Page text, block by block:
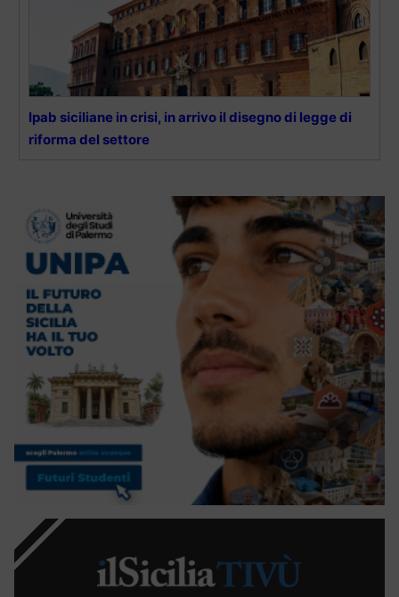
Ipab siciliane in crisi, in arrivo il disegno di legge di
riforma del settore